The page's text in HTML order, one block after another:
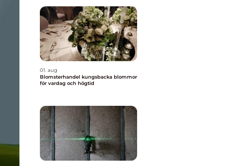
01. aug
Blomsterhandel kungsbacka blommor
för vardag och högtid